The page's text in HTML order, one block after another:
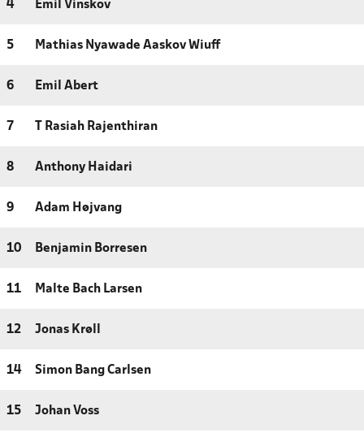
4 Emil Vinskov
5 Mathias Nyawade Aaskov Wiuff
6 Emil Abert
7 T Rasiah Rajenthiran
8 Anthony Haidari
9 Adam Højvang
10 Benjamin Borresen
11 Malte Bach Larsen
12 Jonas Krøll
14 Simon Bang Carlsen
15 Johan Voss